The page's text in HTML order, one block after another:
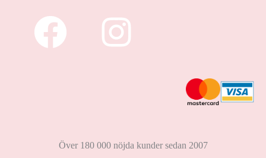
Över 180 000 nöjda kunder sedan 2007